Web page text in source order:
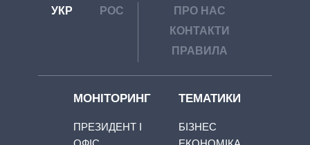
УКР РОС
ПРО НАС
КОНТАКТИ
ПРАВИЛА
МОНІТОРИНГ
ПРЕЗИДЕНТ І
ТЕМАТИКИ
БІЗНЕС